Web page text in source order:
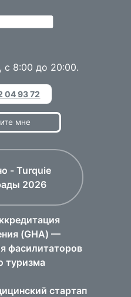
с 8:00 до 20:00.
04 93 72
мне
- Turquie
2026
(GHA) —
фасилитаторов
туризма
стартап